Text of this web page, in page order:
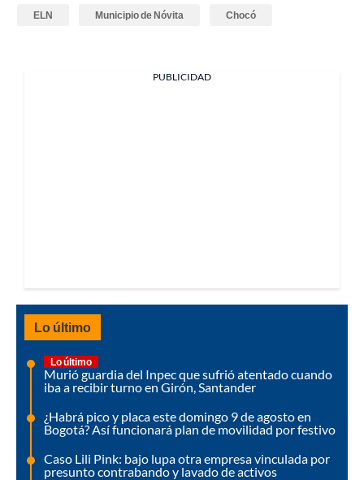
ELN Municipio de Nóvita Chocó
PUBLICIDAD
Lo último
Lo último
Murió guardia del Inpec que sufrió atentado cuando
iba a recibir turno en Girón, Santander
¿Habrá pico y placa este domingo 9 de agosto en
Bogotá? Así funcionará plan de movilidad por festivo
Caso Lili Pink: bajo lupa otra empresa vinculada por
presunto contrabando y lavado de activos